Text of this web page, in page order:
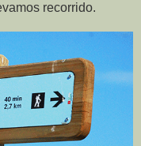
recorrido.